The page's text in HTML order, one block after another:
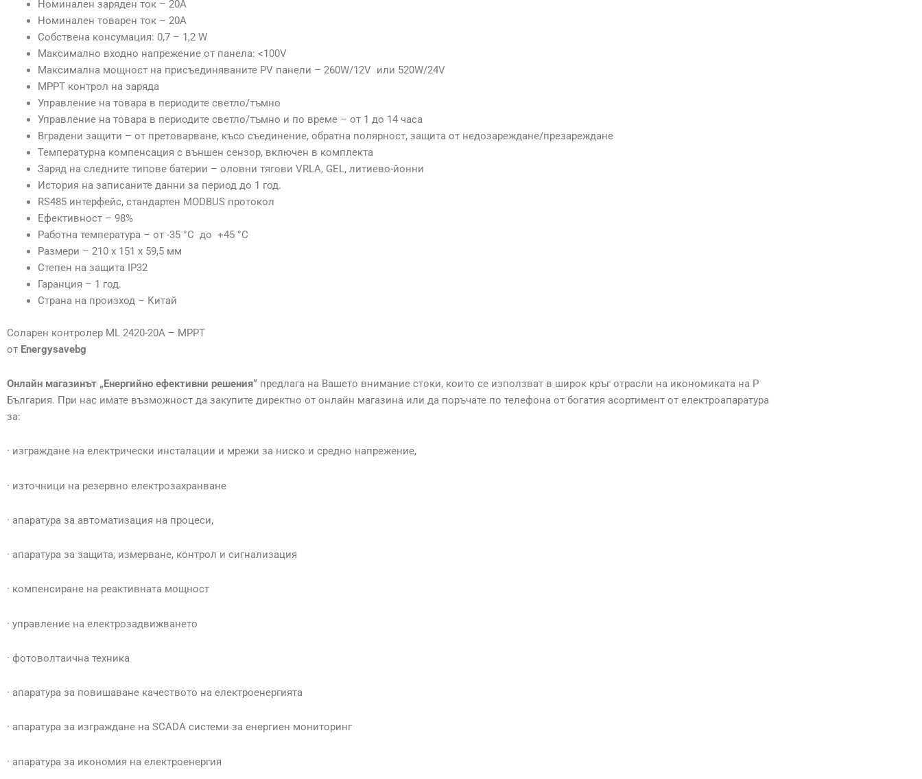
Номинален заряден ток – 20А
Номинален товарен ток – 20А
Собствена консумация: 0,7 – 1,2 W
Максимално входно напрежение от панела: <100V
Максимална мощност на присъединяваните PV панели – 260W/12V или 520W/24V
MРРТ контрол на заряда
Управление на товара в периодите светло/тъмно
Управление на товара в периодите светло/тъмно и по време – от 1 до 14 часа
Вградени защити – от претоварване, късо съединение, обратна полярност, защита от недозареждане/презареждане
Температурна компенсация с външен сензор, включен в комплекта
Заряд на следните типове батерии – оловни тягови VRLA, GEL, литиево-йонни
История на записаните данни за период до 1 год.
RS485 интерфейс, стандартен MODBUS протокол
Ефективност – 98%
Работна температура – от -35 °С до +45 °С
Размери – 210 х 151 х 59,5 мм
Степен на защита IP32
Гаранция – 1 год.
Страна на произход – Китай
Соларен контролер ML 2420-20А – МPPТ
от Energysavebg
Онлайн магазинът „Енергийно ефективни решения“ предлага на Вашето внимание стоки, които се използват в широк кръг отрасли на икономиката на Р
България. При нас имате възможност да закупите директно от онлайн магазина или да поръчате по телефона от богатия асортимент от електроапаратура
за:
· изграждане на електрически инсталации и мрежи за ниско и средно напрежение,
· източници на резервно електрозахранване
· апаратура за автоматизация на процеси,
· апаратура за защита, измерване, контрол и сигнализация
· компенсиране на реактивната мощност
· управление на електрозадвижването
· фотоволтаична техника
· апаратура за повишаване качеството на електроенергията
· апаратура за изграждане на SCADA системи за енергиен мониторинг
· апаратура за икономия на електроенергия